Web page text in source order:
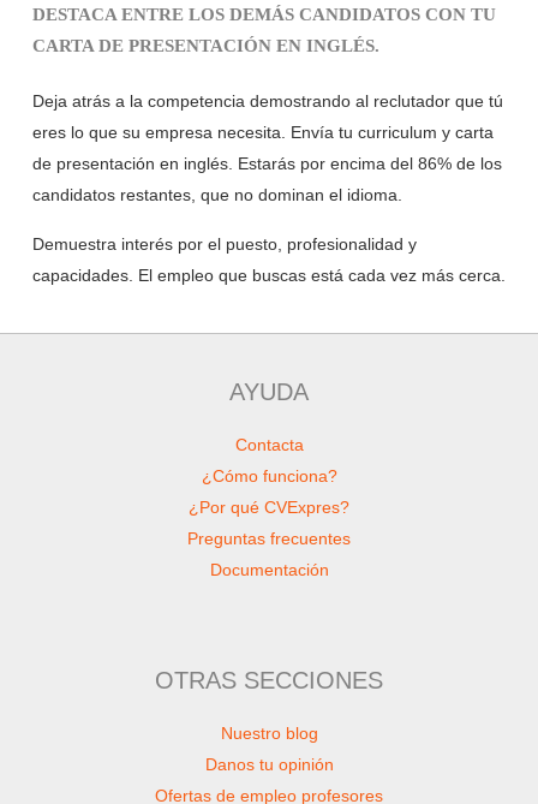
DESTACA ENTRE LOS DEMÁS CANDIDATOS CON TU
CARTA DE PRESENTACIÓN EN INGLÉS.
Deja atrás a la competencia demostrando al reclutador que tú
eres lo que su empresa necesita. Envía tu curriculum y carta
de presentación en inglés. Estarás por encima del 86% de los
candidatos restantes, que no dominan el idioma.
Demuestra interés por el puesto, profesionalidad y
capacidades. El empleo que buscas está cada vez más cerca.
AYUDA
Contacta
¿Cómo funciona?
¿Por qué CVExpres?
Preguntas frecuentes
Documentación
OTRAS SECCIONES
Nuestro blog
Danos tu opinión
Ofertas de empleo profesores